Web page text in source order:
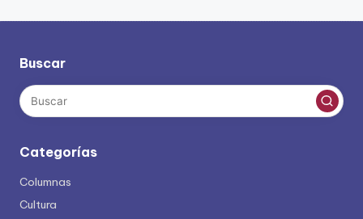
de
Buscar
Categorías
Columnas
Cultura